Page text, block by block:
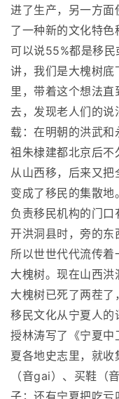
进了生产，另一方面
了一种新的文化特色
可以说55%都是移
讲，我们是大槐树底
里，带着这个想法
去，发现老人们的
载：在明朝的洪武
祖朱棣建都北京后不
从山西移，后来又
变成了移民的集散地
负责移民机构的门
开洪洞县时，旁的东
所以世世代代流传着
大槐树。现在山西
大槐树已死了两茬了
移民文化从宁夏人
授林涛写了《宁夏中
夏各地史志里，就
（音gai）、买鞋（